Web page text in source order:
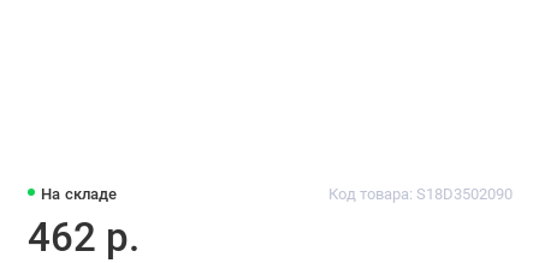
На складе Код товара: S18D3502090
462 р.